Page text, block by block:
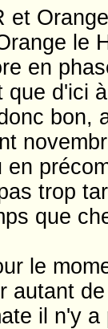
et
le
en
que d'ici
bon,
trop
que
le
autant
il n'y